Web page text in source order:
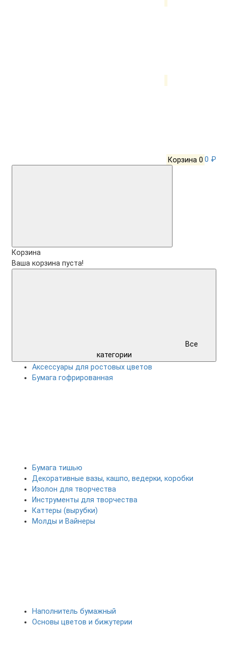
Корзина 0 0 ₽
Корзина
Ваша корзина пуста!
Все
категории
Аксессуары для ростовых цветов
Бумага гофрированная
Бумага тишью
Декоративные вазы, кашпо, ведерки, коробки
Изолон для творчества
Инструменты для творчества
Каттеры (вырубки)
Молды и Вайнеры
Наполнитель бумажный
Основы цветов и бижутерии